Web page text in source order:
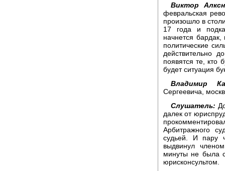
Виктор
февральская
произошло в
17 года и
начнется
политические
действительно
появятся те, кто
будет ситуация
Владимир
Сергеевича,
Слушатель:
далек от
Арбитражного
судьей. И пару
выдвинул
минуты не была
юрисконсультом.